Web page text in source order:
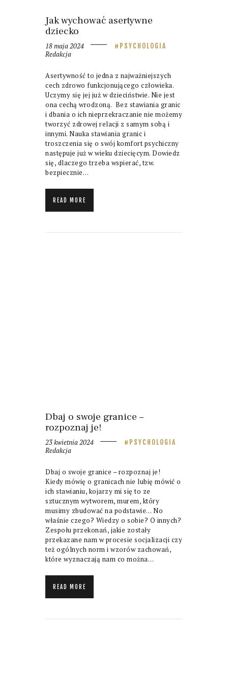
Jak wychować asertywne
dziecko
18 maja 2024 PSYCHOLOGIA
Redakcja
Asertywność to jedna z najważniejszych
cech zdrowo funkcjonującego człowieka.
Uczymy się jej już w dzieciństwie. Nie jest
ona cechą wrodzoną. Bez stawiania granic
i dbania o ich nieprzekraczanie nie możemy
tworzyć zdrowej relacji z samym sobą i
innymi. Nauka stawiania granic i
troszczenia się o swój komfort psychiczny
następuje już w wieku dziecięcym. Dowiedz
się, dlaczego trzeba wspierać, tzw.
bezpiecznie…
READ MORE
Dbaj o swoje granice –
rozpoznaj je!
23 kwietnia 2024 PSYCHOLOGIA
Redakcja
Dbaj o swoje granice – rozpoznaj je!
Kiedy mówię o granicach nie lubię mówić o
ich stawianiu, kojarzy mi się to ze
sztucznym wytworem, murem, który
musimy zbudować na podstawie… No
właśnie czego? Wiedzy o sobie? O innych?
Zespołu przekonań, jakie zostały
przekazane nam w procesie socjalizacji czy
też ogólnych norm i wzorów zachowań,
które wyznaczają nam co można…
READ MORE